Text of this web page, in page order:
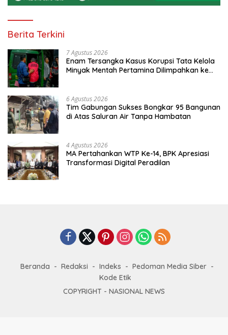
Berita Terkini
7 Agustus 2026
Enam Tersangka Kasus Korupsi Tata Kelola
Minyak Mentah Pertamina Dilimpahkan ke
6 Agustus 2026
Tim Gabungan Sukses Bongkar 95 Bangunan
di Atas Saluran Air Tanpa Hambatan
4 Agustus 2026
MA Pertahankan WTP Ke-14, BPK Apresiasi
Transformasi Digital Peradilan
Beranda Redaksi Indeks
Pedoman Media Siber
Kode Etik
COPYRIGHT - NASIONAL NEWS